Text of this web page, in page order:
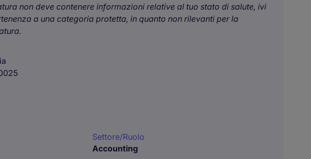
non deve contenere informazioni relative al tuo stato di salute, ivi
a una categoria protetta, in quanto non rilevanti per la
Settore/Ruolo
Accounting